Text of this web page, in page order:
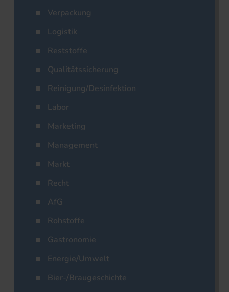
Verpackung
Logistik
Reststoffe
Qualitätssicherung
Reinigung/Desinfektion
Labor
Marketing
Management
Markt
Recht
AfG
Rohstoffe
Gastronomie
Energie/Umwelt
Bier-/Braugeschichte